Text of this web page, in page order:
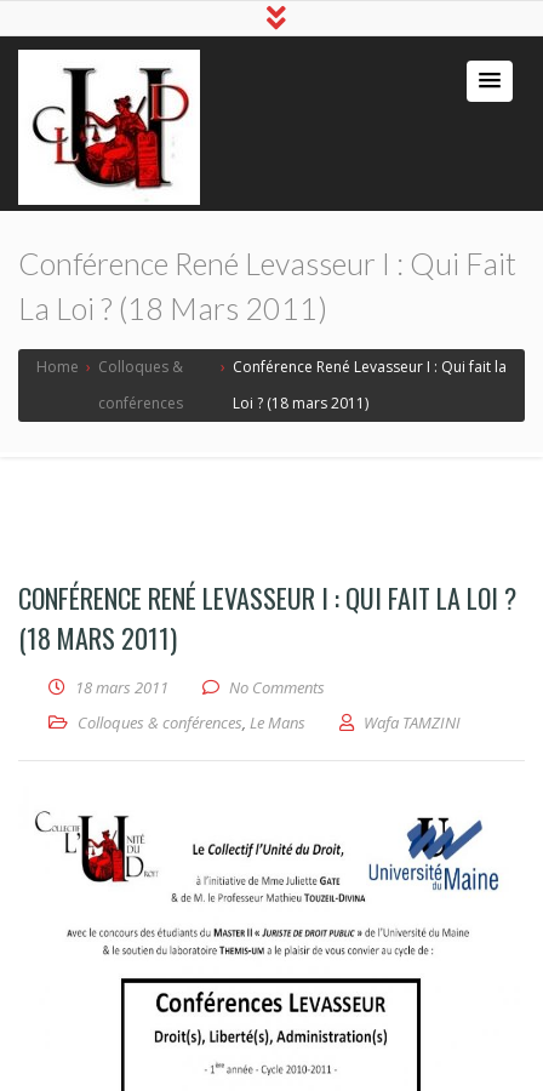
Conférence René Levasseur I : Qui Fait
La Loi ? (18 Mars 2011)
Home › Colloques &
conférences
› Conférence René Levasseur I : Qui fait la
Loi ? (18 mars 2011)
CONFÉRENCE RENÉ LEVASSEUR I : QUI FAIT LA LOI ?
(18 MARS 2011)
18 mars 2011
No Comments
Colloques & conférences, Le Mans Wafa TAMZINI